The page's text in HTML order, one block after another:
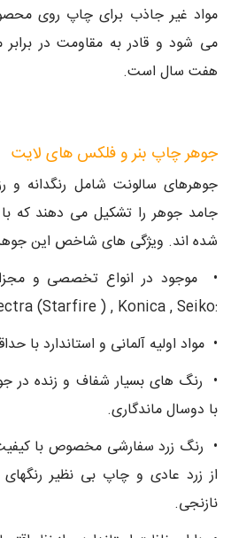
مواد غیر جاذب برای چاپ روی
می شود و قادر به مقاومت در
هفت سال است.
جوهر چاپ بنر و فلکس های لایت
جوهرهای سالونت شامل رنگدانه و
جامد جوهر را تشکیل می دهند که
شده اند. ویژگی های شاخص این
• موجود در انواع تخصصی و
:Epson , Spectra (Starfire ) , Konica , Seiko و Xaar
• مواد اولیه آلمانی و استاندارد با
• رنگ های بسیار شفاف و زنده در
با دوسال ماندگاری.
• رنگ زرد سفارشی مخصوص با
از زرد عادی و چاپ بی نظیر
نازنجی.